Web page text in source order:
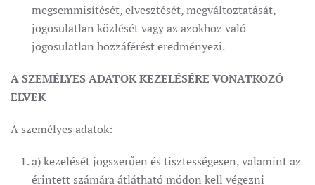
megsemmisítését, elvesztését, megváltoztatását,
jogosulatlan közlését vagy az azokhoz való
jogosulatlan hozzáférést eredményezi.
A SZEMÉLYES ADATOK KEZELÉSÉRE VONATKOZÓ
ELVEK
A személyes adatok:
a) kezelését jogszerűen és tisztességesen, valamint az
érintett számára átlátható módon kell végezni